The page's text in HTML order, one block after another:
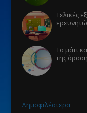
Τελικές
Το μάτι
της
Δημοφιλέστερα